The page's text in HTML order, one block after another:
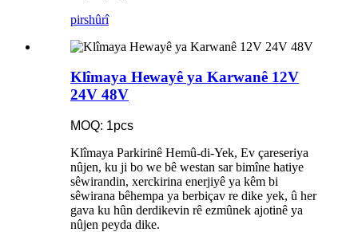
pirshûrî
Klîmaya Hewayê ya Karwanê 12V
24V 48V
MOQ: 1pcs
Klîmaya Parkirinê Hemû-di-Yek, ​Ev çareseriya
nûjen, ku ji bo we bê westan sar bimîne hatiye
sêwirandin, xerckirina enerjiyê ya kêm bi
sêwirana bêhempa ya berbiçav re dike yek, û her
gava ku hûn derdikevin rê ezmûnek ajotinê ya
nûjen peyda dike.